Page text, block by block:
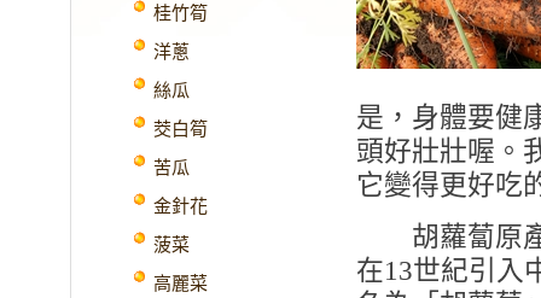
桂竹筍
洋蔥
絲瓜
茭白筍
苦瓜
金針花
菠菜
高麗菜
是，身體要健
頭好壯壯喔。
它變得更好吃
胡蘿蔔原產
在13世紀引入